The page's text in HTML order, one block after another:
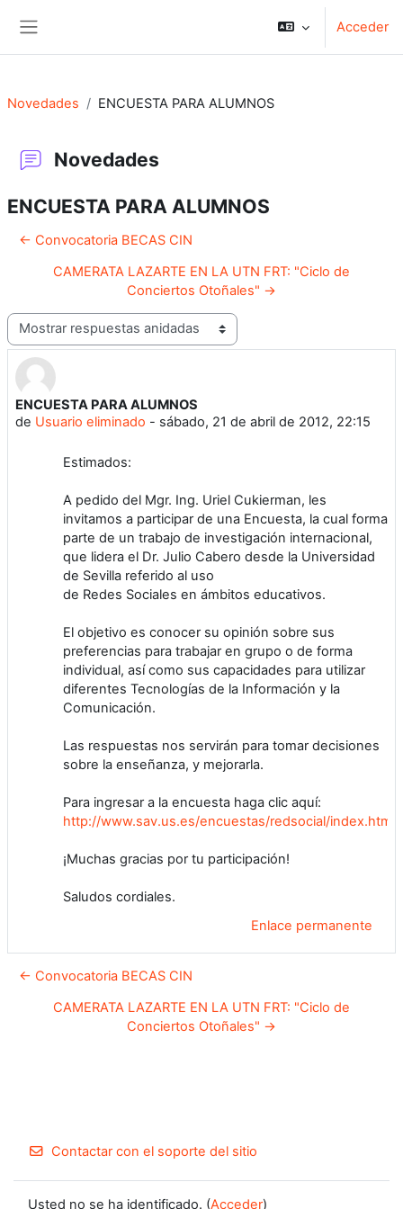
Acceder
Novedades ENCUESTA PARA ALUMNOS
Novedades
ENCUESTA PARA ALUMNOS
← Convocatoria BECAS CIN
CAMERATA LAZARTE EN LA UTN FRT: "Ciclo de
Conciertos Otoñales" →
Mostrar modo
ENCUESTA PARA ALUMNOS
de Usuario eliminado - sábado, 21 de abril de 2012, 22:15
Número de respuestas: 0
Estimados:
A pedido del Mgr. Ing. Uriel Cukierman, les
invitamos a participar de una Encuesta, la cual forma
parte de un trabajo de investigación internacional,
que lidera el Dr. Julio Cabero desde la Universidad
de Sevilla referido al uso
de Redes Sociales en ámbitos educativos.
El objetivo es conocer su opinión sobre sus
preferencias para trabajar en grupo o de forma
individual, así como sus capacidades para utilizar
diferentes Tecnologías de la Información y la
Comunicación.
Las respuestas nos servirán para tomar decisiones
sobre la enseñanza, y mejorarla.
Para ingresar a la encuesta haga clic aquí:
http://www.sav.us.es/encuestas/redsocial/index.htm
¡Muchas gracias por tu participación!
Saludos cordiales.
Enlace permanente
← Convocatoria BECAS CIN
CAMERATA LAZARTE EN LA UTN FRT: "Ciclo de
Conciertos Otoñales" →
Contactar con el soporte del sitio
Usted no se ha identificado. (Acceder)